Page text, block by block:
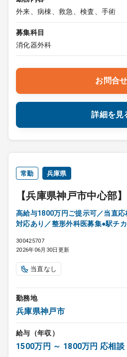
外来、病棟、救急、検査、手術
募集科目
消化器外科
お問合せ
詳細を見
常勤 兵庫県
【兵庫県神戸市中心部
高給与1800万円ご提示可／当直
対応あり／整形外科医募集●駅チ
300425707
2026年06月30日更新
当直なし
勤務地
兵庫県神戸市
給与（年収）
1500万円 ～ 1800万円 応相談